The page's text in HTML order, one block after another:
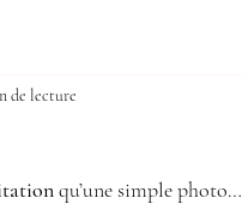
de lecture
qu’une simple photo…